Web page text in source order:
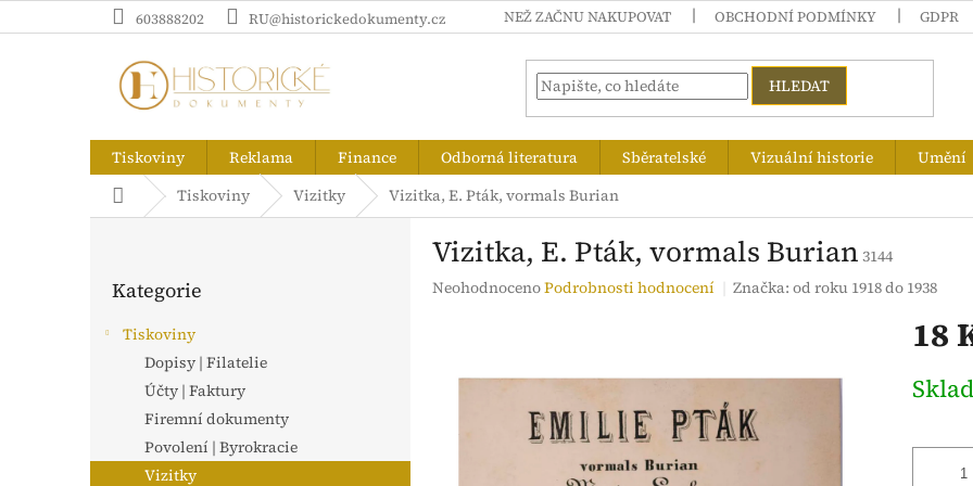
na
603888202 RU@historickedokumenty.cz NEŽ ZAČNU NAKUPOVAT OBCHODNÍ PODMÍNKY GDPR
HLEDAT
Tiskoviny Reklama Finance Odborná literatura Sběratelské Vizuální historie Umění
Domů Tiskoviny Vizitky Vizitka, E. Pták, vormals Burian
a
kategorie
Kategorie
Tiskoviny
Dopisy | Filatelie
Účty | Faktury
Firemní dokumenty
Povolení | Byrokracie
Vizitky
Vizitka, E. Pták, vormals Burian 3144
Průměrné
NeohodnocenoPodrobnosti hodnocení Značka:od roku 1918 do 1938
18
cena: